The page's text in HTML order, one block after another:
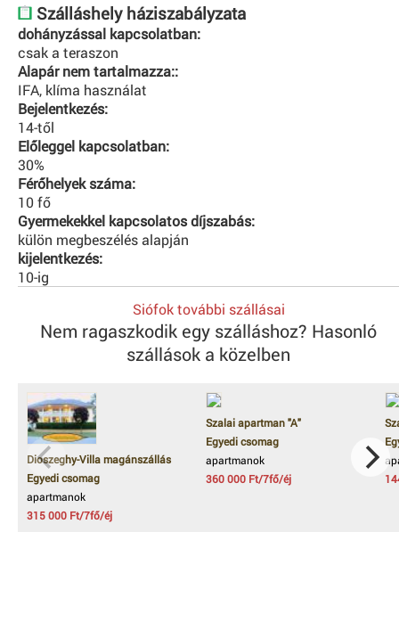
Szálláshely háziszabályzata
dohányzással kapcsolatban:
csak a teraszon
Alapár nem tartalmazza::
IFA, klíma használat
Bejelentkezés:
14-től
Előleggel kapcsolatban:
30%
Férőhelyek száma:
10 fő
Gyermekekkel kapcsolatos díjszabás:
külön megbeszélés alapján
kijelentkezés:
10-ig
Siófok további szállásai
Nem ragaszkodik egy szálláshoz? Hasonló
szállások a közelben
Dioszeghy-Villa magánszállás
Egyedi csomag
apartmanok
315 000 Ft/7fő/éj
Szalai apartman "A"
Egyedi csomag
apartmanok
360 000 Ft/7fő/éj